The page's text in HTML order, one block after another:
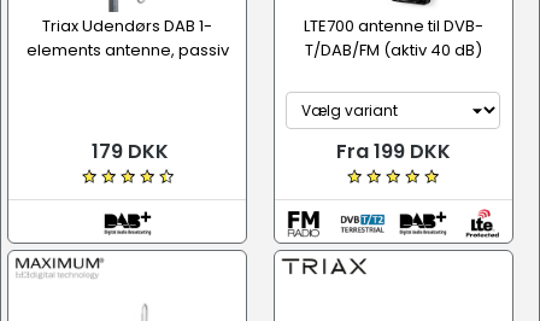
Triax Udendørs DAB 1-
elements antenne, passiv
179 DKK
LTE700 antenne til DVB-
T/DAB/FM (aktiv 40 dB)
Fra 199 DKK